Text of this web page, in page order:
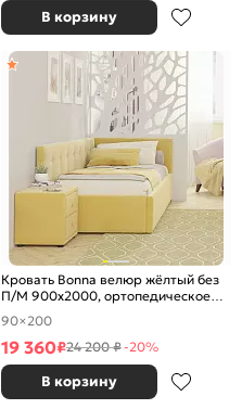
В корзину
Кровать Bonna велюр жёлтый без
П/М 900x2000, ортопедическое
основание, изголовье мягкое
90×200
19 360₽24 200 ₽-20%
В корзину